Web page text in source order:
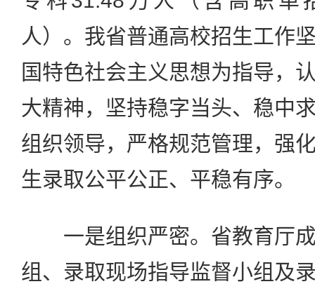
人）。我省普通高校招生工作
国特色社会主义思想为指导，
大精神，坚持稳字当头、稳中
组织领导，严格规范管理，强
生录取公平公正、平稳有序。
一是组织严密。省教育厅成
组、录取现场指导监督小组及